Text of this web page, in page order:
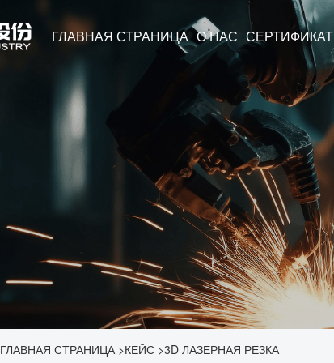
ГЛАВНАЯ СТРАНИЦА О НАС СЕРТИФИКАТ
ГЛАВНАЯ СТРАНИЦА>КЕЙС >3D ЛАЗЕРНАЯ РЕЗКА